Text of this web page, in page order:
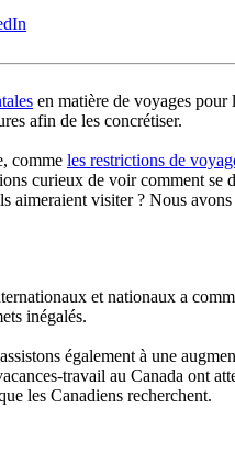
en matière de voyages pour
afin de les concrétiser.
comme les restrictions de
curieux de voir comment
visiter ? Nous
et nationaux a
inégalés.
également à une
travail au Canada ont
les Canadiens recherchent.